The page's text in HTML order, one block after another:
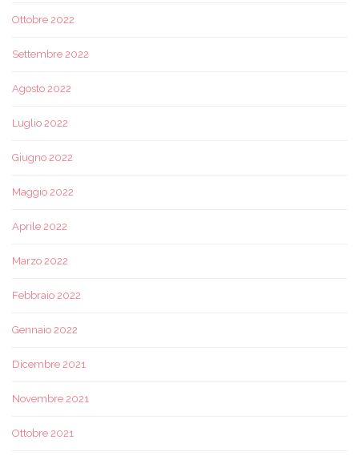
Ottobre 2022
Settembre 2022
Agosto 2022
Luglio 2022
Giugno 2022
Maggio 2022
Aprile 2022
Marzo 2022
Febbraio 2022
Gennaio 2022
Dicembre 2021
Novembre 2021
Ottobre 2021